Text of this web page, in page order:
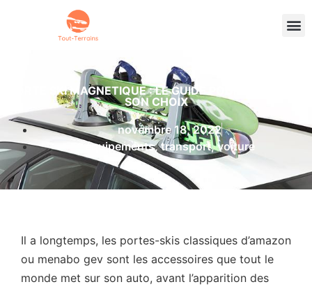
PORTE SKI MAGNETIQUE : LE GUIDE POUR BIEN FAIRE
SON CHOIX
novembre 18, 2022
équipements,transport,voiture
Il a longtemps, les portes-skis classiques d’amazon
ou menabo gev sont les accessoires que tout le
monde met sur son auto, avant l’apparition des